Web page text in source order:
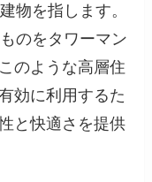
物を指します。
のをタワーマン
のような高層住
効に利用するた
と快適さを提供